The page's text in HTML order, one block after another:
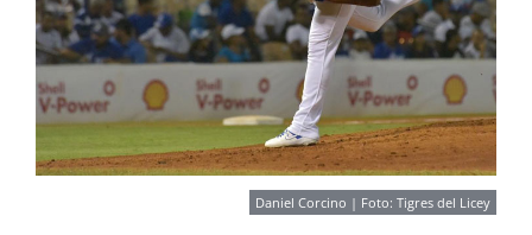
Daniel Corcino | Foto: Tigres del Licey